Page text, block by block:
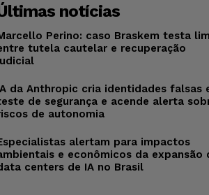
notícias
Perino: caso Braskem testa
tutela cautelar e recuperação
da Anthropic cria identidades falsas
de segurança e acende alerta
de autonomia
alertam para impactos
e econômicos da expansão
centers de IA no Brasil